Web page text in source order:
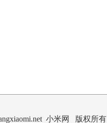
小米网 版权所有